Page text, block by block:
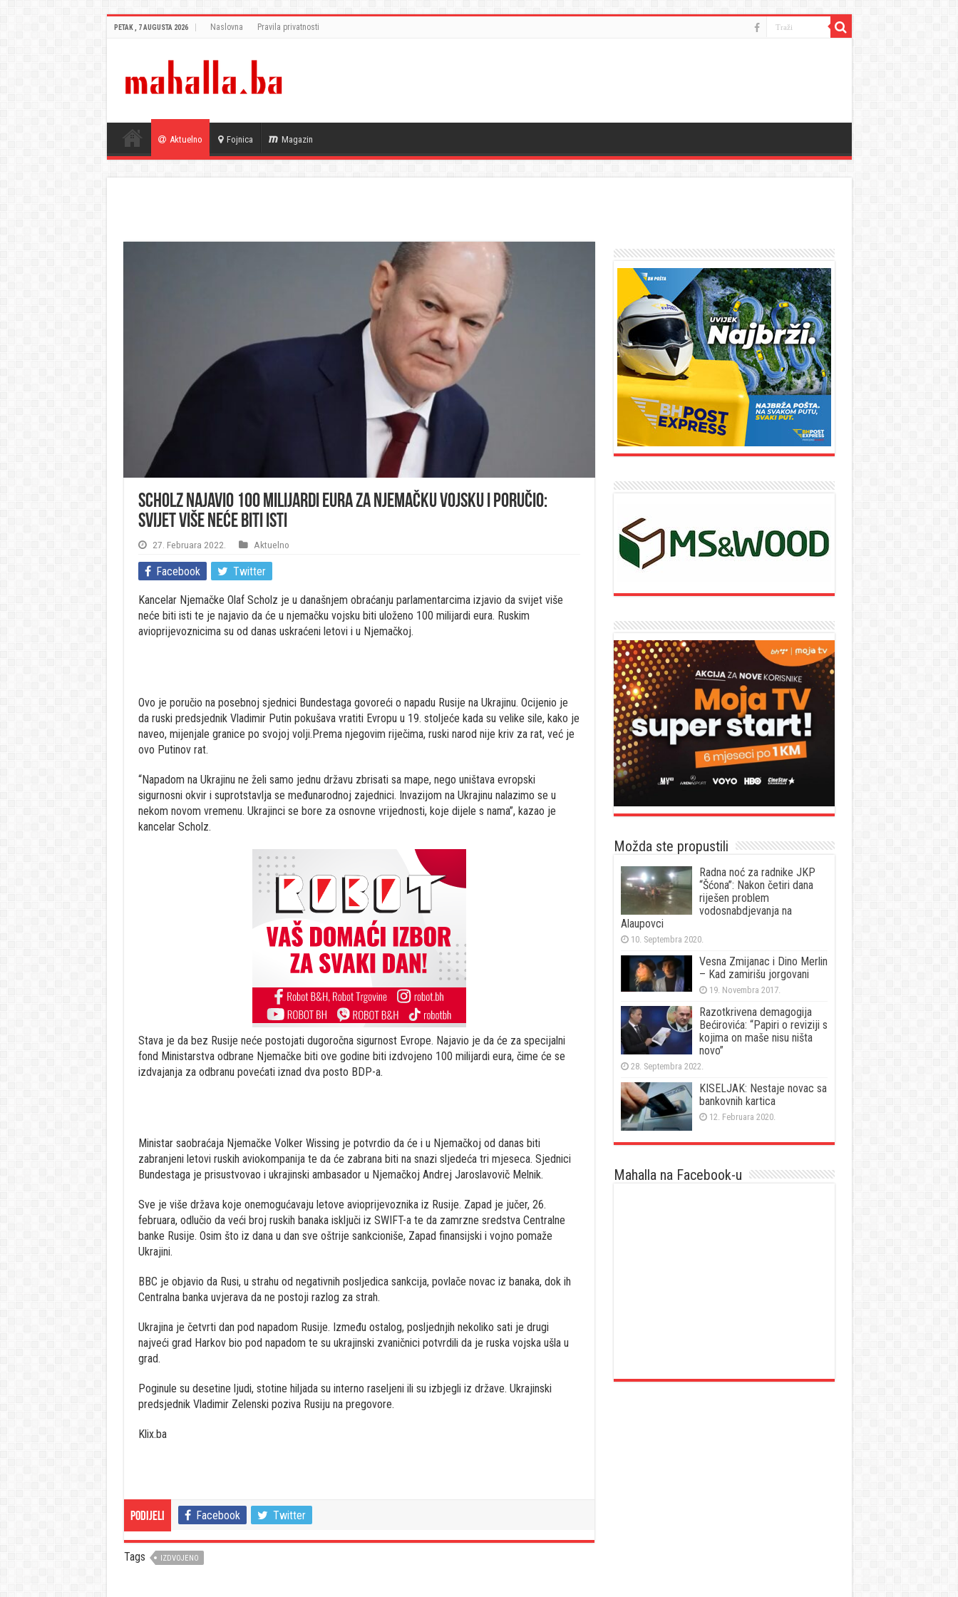
PETAK , 7 AUGUSTA 2026 Naslovna Pravila privatnosti
Aktuelno Fojnica Magazin
Scholz najavio 100 milijardi eura za njemačku vojsku i poručio:
Svijet više neće biti isti
27. Februara 2022. Aktuelno
Facebook Twitter
Kancelar Njemačke Olaf Scholz je u današnjem obraćanju parlamentarcima izjavio da svijet više
neće biti isti te je najavio da će u njemačku vojsku biti uloženo 100 milijardi eura. Ruskim
avioprijevoznicima su od danas uskraćeni letovi i u Njemačkoj.
Ovo je poručio na posebnoj sjednici Bundestaga govoreći o napadu Rusije na Ukrajinu. Ocijenio je
da ruski predsjednik Vladimir Putin pokušava vratiti Evropu u 19. stoljeće kada su velike sile, kako je
naveo, mijenjale granice po svojoj volji.Prema njegovim riječima, ruski narod nije kriv za rat, već je
ovo Putinov rat.
“Napadom na Ukrajinu ne želi samo jednu državu zbrisati sa mape, nego uništava evropski
sigurnosni okvir i suprotstavlja se međunarodnoj zajednici. Invazijom na Ukrajinu nalazimo se u
nekom novom vremenu. Ukrajinci se bore za osnovne vrijednosti, koje dijele s nama”, kazao je
kancelar Scholz.
Stava je da bez Rusije neće postojati dugoročna sigurnost Evrope. Najavio je da će za specijalni
fond Ministarstva odbrane Njemačke biti ove godine biti izdvojeno 100 milijardi eura, čime će se
izdvajanja za odbranu povećati iznad dva posto BDP-a.
Ministar saobraćaja Njemačke Volker Wissing je potvrdio da će i u Njemačkoj od danas biti
zabranjeni letovi ruskih aviokompanija te da će zabrana biti na snazi sljedeća tri mjeseca. Sjednici
Bundestaga je prisustvovao i ukrajinski ambasador u Njemačkoj Andrej Jaroslavovič Melnik.
Sve je više država koje onemogućavaju letove avioprijevoznika iz Rusije. Zapad je jučer, 26.
februara, odlučio da veći broj ruskih banaka isključi iz SWIFT-a te da zamrzne sredstva Centralne
banke Rusije. Osim što iz dana u dan sve oštrije sankcioniše, Zapad finansijski i vojno pomaže
Ukrajini.
BBC je objavio da Rusi, u strahu od negativnih posljedica sankcija, povlače novac iz banaka, dok ih
Centralna banka uvjerava da ne postoji razlog za strah.
Ukrajina je četvrti dan pod napadom Rusije. Između ostalog, posljednjih nekoliko sati je drugi
najveći grad Harkov bio pod napadom te su ukrajinski zvaničnici potvrdili da je ruska vojska ušla u
grad.
Poginule su desetine ljudi, stotine hiljada su interno raseljeni ili su izbjegli iz države. Ukrajinski
predsjednik Vladimir Zelenski poziva Rusiju na pregovore.
Klix.ba
Podijeli Facebook Twitter
Tags IZDVOJENO
Možda ste propustili
Radna noć za radnike JKP
“Šćona”: Nakon četiri dana
riješen problem
vodosnabdjevanja na
Alaupovci
10. Septembra 2020.
Vesna Zmijanac i Dino Merlin
– Kad zamirišu jorgovani
19. Novembra 2017.
Razotkrivena demagogija
Bećirovića: “Papiri o reviziji s
kojima on maše nisu ništa
novo”
28. Septembra 2022.
KISELJAK: Nestaje novac sa
bankovnih kartica
12. Februara 2020.
Mahalla na Facebook-u